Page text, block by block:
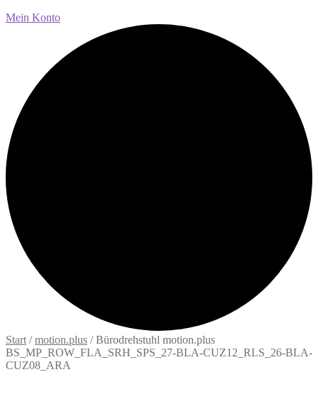
Mein Konto
Start /motion.plus /Bürodrehstuhl motion.plus
BS_MP_ROW_FLA_SRH_SPS_27-BLA-CUZ12_RLS_26-BLA-
CUZ08_ARA